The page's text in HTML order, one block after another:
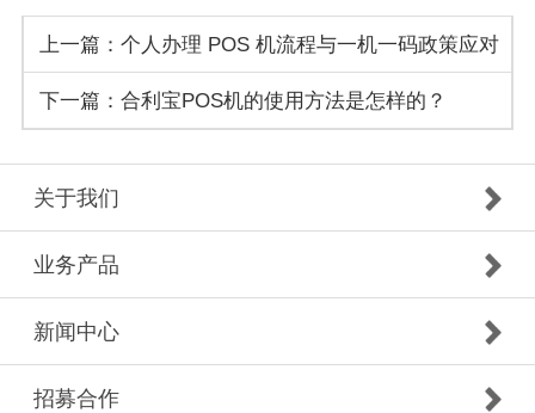
上一篇：个人办理 POS 机流程与一机一码政策应对
策略
下一篇：合利宝POS机的使用方法是怎样的？
关于我们
业务产品
新闻中心
招募合作